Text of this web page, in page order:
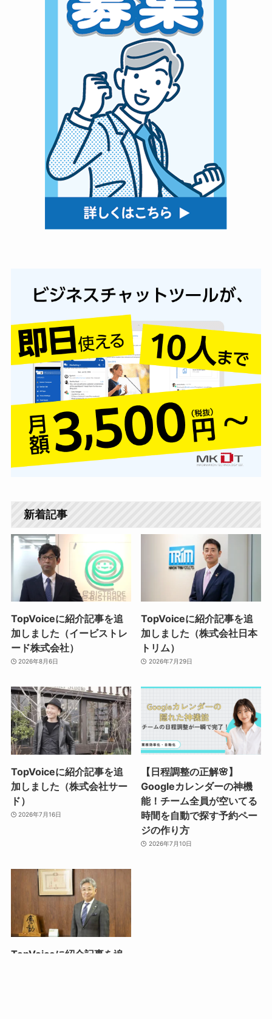
新着記事
TopVoiceに紹介記事を追
加しました（イービストレ
ード株式会社）
2026年8月6日
TopVoiceに紹介記事を追
加しました（株式会社日本
トリム）
2026年7月29日
TopVoiceに紹介記事を追
加しました（株式会社サー
ド）
2026年7月16日
【日程調整の正解🌸】
Googleカレンダーの神機
能！チーム全員が空いてる
時間を自動で探す予約ペー
ジの作り方
2026年7月10日
TopVoiceに紹介記事を追